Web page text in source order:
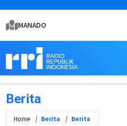
MANADO
Berita
Home Berita Berita